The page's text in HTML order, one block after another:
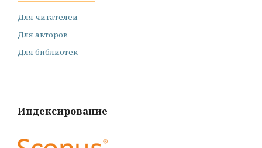
Для читателей
Для авторов
Для библиотек
Индексирование